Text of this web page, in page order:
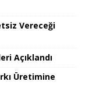
Vereceği
Açıklandı
Üretimine